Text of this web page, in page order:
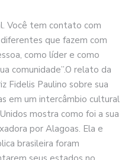
Você tem contato com
que fazem com
como líder e como
comunidade”.O relato da
Fidelis Paulino sobre sua
em um intercâmbio cultural
mostra como foi a sua
por Alagoas. Ela e
brasileira foram